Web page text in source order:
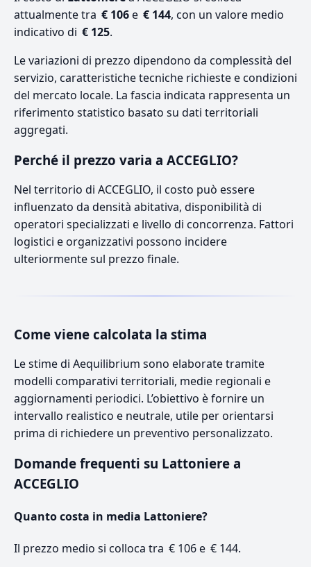
attualmente tra € 106e € 144, con un valore medio
indicativo di € 125.
Le variazioni di prezzo dipendono da complessità del
servizio, caratteristiche tecniche richieste e condizioni
del mercato locale. La fascia indicata rappresenta un
riferimento statistico basato su dati territoriali
aggregati.
Perché il prezzo varia a ACCEGLIO?
Nel territorio di ACCEGLIO, il costo può essere
influenzato da densità abitativa, disponibilità di
operatori specializzati e livello di concorrenza. Fattori
logistici e organizzativi possono incidere
ulteriormente sul prezzo finale.
Come viene calcolata la stima
Le stime di Aequilibrium sono elaborate tramite
modelli comparativi territoriali, medie regionali e
aggiornamenti periodici. L’obiettivo è fornire un
intervallo realistico e neutrale, utile per orientarsi
prima di richiedere un preventivo personalizzato.
Domande frequenti su Lattoniere a
ACCEGLIO
Quanto costa in media Lattoniere?
Il prezzo medio si colloca tra € 106 e € 144.